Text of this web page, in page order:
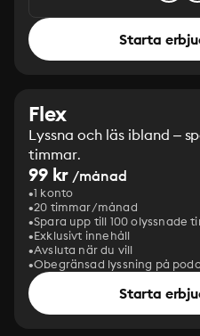
Starta
Flex
Lyssna och läs ibland –
timmar.
99 kr /månad
1 konto
20 timmar/månad
Spara upp till 100 olyssnade
Exklusivt innehåll
Avsluta när du vill
Obegränsad lyssning på
Starta